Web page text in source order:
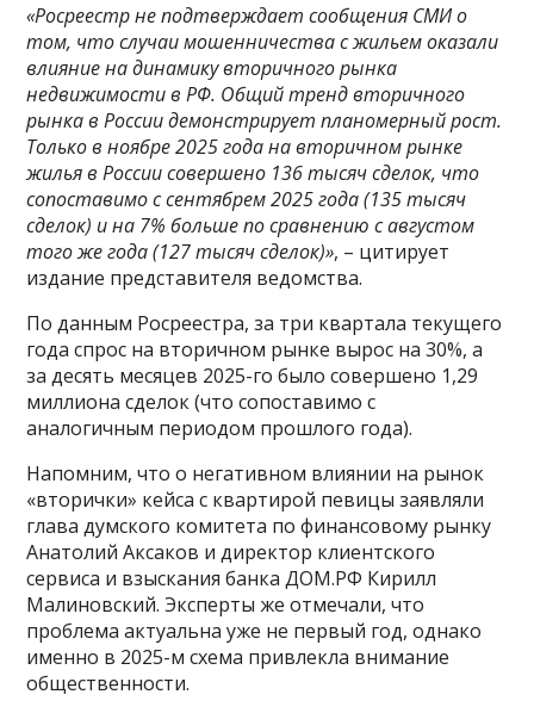
«Росреестр не подтверждает сообщения СМИ о
том, что случаи мошенничества с жильем оказали
влияние на динамику вторичного рынка
недвижимости в РФ. Общий тренд вторичного
рынка в России демонстрирует планомерный рост.
Только в ноябре 2025 года на вторичном рынке
жилья в России совершено 136 тысяч сделок, что
сопоставимо с сентябрем 2025 года (135 тысяч
сделок) и на 7% больше по сравнению с августом
того же года (127 тысяч сделок)», – цитирует
издание представителя ведомства.
По данным Росреестра, за три квартала текущего
года спрос на вторичном рынке вырос на 30%, а
за десять месяцев 2025-го было совершено 1,29
миллиона сделок (что сопоставимо с
аналогичным периодом прошлого года).
Напомним, что о негативном влиянии на рынок
«вторички» кейса с квартирой певицы заявляли
глава думского комитета по финансовому рынку
Анатолий Аксаков и директор клиентского
сервиса и взыскания банка ДОМ.РФ Кирилл
Малиновский. Эксперты же отмечали, что
проблема актуальна уже не первый год, однако
именно в 2025-м схема привлекла внимание
общественности.